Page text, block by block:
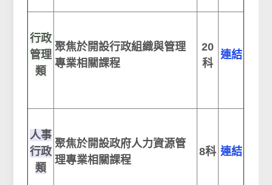
行政
管理
類
聚焦於開設行政組織與管理
專業相關課程
20
科
連結
人事
行政
類
聚焦於開設政府人力資源管
理專業相關課程
8科 連結